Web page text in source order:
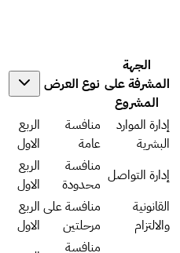
الجهة
المشرفة على
المشروع
نوع العرض
إدارة الموارد
البشرية
منافسة
عامة
الربع
الاول
إدارة التواصل منافسة
محدودة
الربع
الاول
القانونية
والالتزام
منافسة على
مرحلتين
الربع
الاول
منافسة